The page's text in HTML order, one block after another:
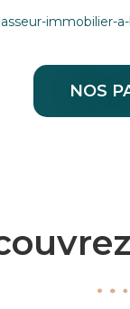
immobilier-
NOS